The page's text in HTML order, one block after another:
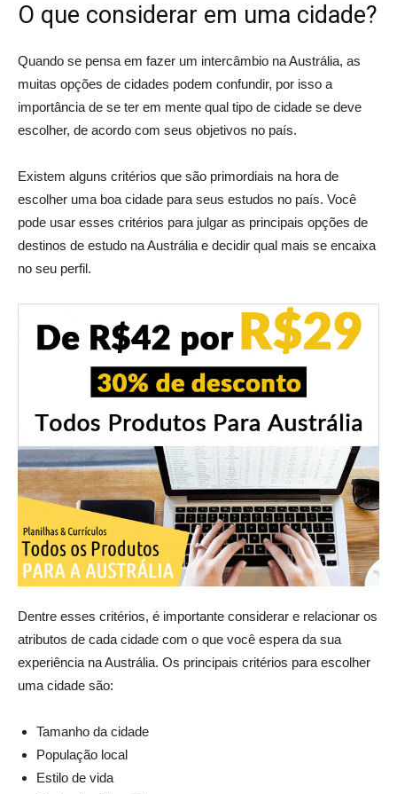
O que considerar em uma cidade?
Quando se pensa em fazer um intercâmbio na Austrália, as
muitas opções de cidades podem confundir, por isso a
importância de se ter em mente qual tipo de cidade se deve
escolher, de acordo com seus objetivos no país.
Existem alguns critérios que são primordiais na hora de
escolher uma boa cidade para seus estudos no país. Você
pode usar esses critérios para julgar as principais opções de
destinos de estudo na Austrália e decidir qual mais se encaixa
no seu perfil.
Dentre esses critérios, é importante considerar e relacionar os
atributos de cada cidade com o que você espera da sua
experiência na Austrália. Os principais critérios para escolher
uma cidade são:
Tamanho da cidade
População local
Estilo de vida